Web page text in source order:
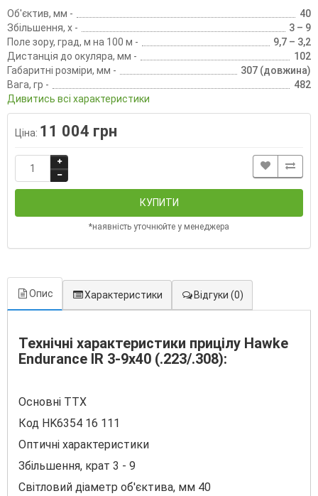
Об'єктив, мм -
40
Збільшення, х -
3 – 9
Поле зору, град, м на 100 м -
9,7 – 3,2
Дистанція до окуляра, мм -
102
Габаритні розміри, мм -
307 (довжина)
Вага, гр -
482
Дивитись всі характеристики
Ціна: 11 004 грн
КУПИТИ
*наявність уточнюйте у менеджера
Опис Характеристики Відгуки (0)
Технічні характеристики прицілу Hawke
Endurance IR 3-9x40 (.223/.308):
Основні ТТХ
Код HK6354 16 111
Оптичні характеристики
Збільшення, крат 3 - 9
Світловий діаметр об'єктива, мм 40